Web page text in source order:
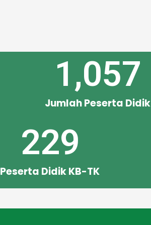
Jumlah Peserta Didik
1,057
Peserta Didik KB-TK
229